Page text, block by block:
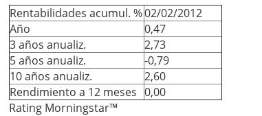
Rentabilidades acumul. %02/02/2012
Año
0,47
3 años anualiz.
2,73
5 años anualiz.
-0,79
10 años anualiz.
2,60
Rendimiento a 12 meses 0,00
Rating Morningstar™